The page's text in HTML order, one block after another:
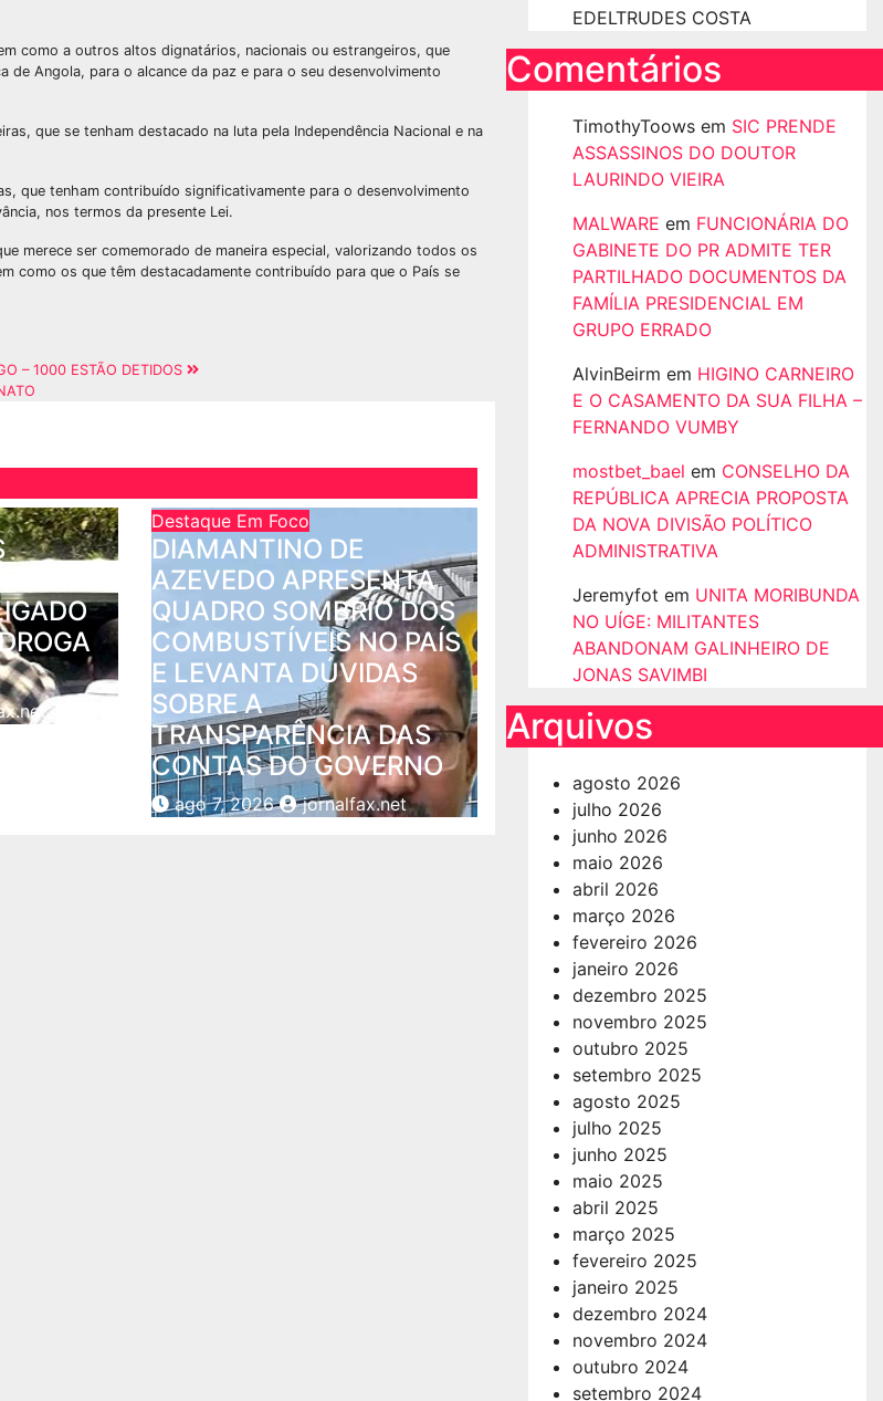
como a outros altos dignatários, nacionais ou estrangeiros, que
de Angola, para o alcance da paz e para o seu desenvolvimento
que se tenham destacado na luta pela Independência Nacional e na
que tenham contribuído significativamente para o desenvolvimento
nos termos da presente Lei.
merece ser comemorado de maneira especial, valorizando todos os
como os que têm destacadamente contribuído para que o País se
– 1000 ESTÃO DETIDOS
Destaque Em Foco
DIAMANTINO DE
AZEVEDO APRESENTA
QUADRO SOMBRIO DOS
COMBUSTÍVEIS NO PAÍS
E LEVANTA DÚVIDAS
SOBRE A
TRANSPARÊNCIA DAS
CONTAS DO GOVERNO
ago 7, 2026 jornalfax.net
EDELTRUDES COSTA
Comentários
TimothyToows em SIC PRENDE
ASSASSINOS DO DOUTOR
LAURINDO VIEIRA
MALWARE em FUNCIONÁRIA DO
GABINETE DO PR ADMITE TER
PARTILHADO DOCUMENTOS DA
FAMÍLIA PRESIDENCIAL EM
GRUPO ERRADO
AlvinBeirm em HIGINO CARNEIRO
E O CASAMENTO DA SUA FILHA –
FERNANDO VUMBY
mostbet_bael em CONSELHO DA
REPÚBLICA APRECIA PROPOSTA
DA NOVA DIVISÃO POLÍTICO
ADMINISTRATIVA
Jeremyfot em UNITA MORIBUNDA
NO UÍGE: MILITANTES
ABANDONAM GALINHEIRO DE
JONAS SAVIMBI
Arquivos
agosto 2026
julho 2026
junho 2026
maio 2026
abril 2026
março 2026
fevereiro 2026
janeiro 2026
dezembro 2025
novembro 2025
outubro 2025
setembro 2025
agosto 2025
julho 2025
junho 2025
maio 2025
abril 2025
março 2025
fevereiro 2025
janeiro 2025
dezembro 2024
novembro 2024
outubro 2024
setembro 2024